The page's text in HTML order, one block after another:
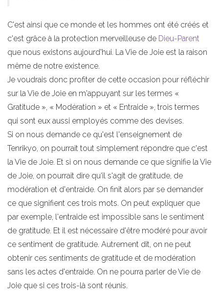
C'est ainsi que ce monde et les hommes ont été créés et
c'est grâce à la protection merveilleuse de Dieu-Parent
que nous existons aujourd'hui. La Vie de Joie est la raison
même de notre existence.
Je voudrais donc profiter de cette occasion pour réfléchir
sur la Vie de Joie en m'appuyant sur les termes «
Gratitude », « Modération » et « Entraide », trois termes
qui sont eux aussi employés comme des devises.
Si on nous demande ce qu'est l'enseignement de
Tenrikyo, on pourrait tout simplement répondre que c'est
la Vie de Joie. Et si on nous demande ce que signifie la Vie
de Joie, on pourrait dire qu'il s'agit de gratitude, de
modération et d'entraide. On finit alors par se demander
ce que signifient ces trois mots. On peut expliquer que
par exemple, l'entraide est impossible sans le sentiment
de gratitude. Et il est nécessaire d'être modéré pour avoir
ce sentiment de gratitude. Autrement dit, on ne peut
obtenir ces sentiments de gratitude et de modération
sans les actes d'entraide. On ne pourra parler de Vie de
Joie que si ces trois-là sont réunis.